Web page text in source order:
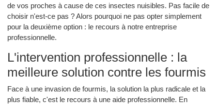
de vos proches à cause de ces insectes nuisibles. Pas facile de
choisir n'est-ce pas ? Alors pourquoi ne pas opter simplement
pour la deuxième option : le recours à notre entreprise
professionnelle.
L'intervention professionnelle : la
meilleure solution contre les fourmis
Face à une invasion de fourmis, la solution la plus radicale et la
plus fiable, c'est le recours à une aide professionnelle. En